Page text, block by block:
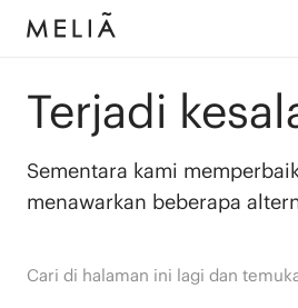
Terjadi
Sementara kami
menawarkan beberapa
Cari di halaman ini lagi dan